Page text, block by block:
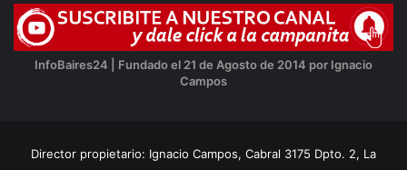
InfoBaires24 | Fundado el 21 de Agosto de 2014 por Ignacio
Campos
Director propietario: Ignacio Campos, Cabral 3175 Dpto. 2, La